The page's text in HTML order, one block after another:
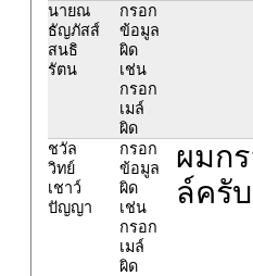
นายณ
ธัญภัสส์
สนธิ
รัตน
กรอก
ข้อมูล
ผิด
เช่น
กรอก
เมล์
ผิด
ชวัล
วิทย์
เชาว์
ปัญญา
กรอก
ข้อมูล
ผิด
เช่น
กรอก
เมล์
ผิด
ผมก
ล์ครับ